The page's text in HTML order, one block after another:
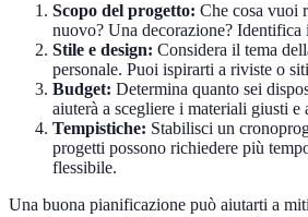
Scopo del progetto: Che cosa vuoi
nuovo? Una decorazione?
Stile e design: Considera il tema
personale. Puoi ispirarti a riviste o
Budget: Determina quanto sei
aiuterà a scegliere i materiali giusti
Tempistiche: Stabilisci un
progetti possono richiedere più
flessibile.
Una buona pianificazione può aiutarti a